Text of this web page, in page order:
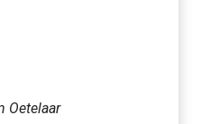
Oetelaar